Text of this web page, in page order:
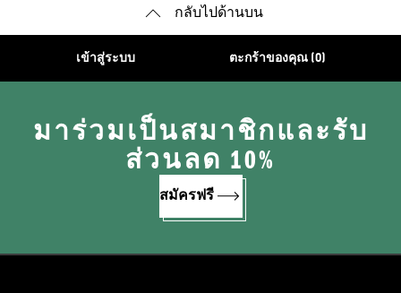
กลับไปด้านบน
เข้าสู่ระบบ ตะกร้าของคุณ (0)
มาร่วมเป็นสมาชิกและรับ
ส่วนลด 10%
สมัครฟรี